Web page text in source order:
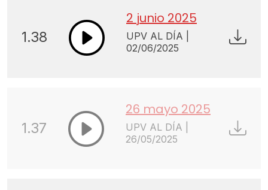
1.38
2 junio 2025
UPV AL DÍA |
02/06/2025
1.37
26 mayo 2025
UPV AL DÍA |
26/05/2025